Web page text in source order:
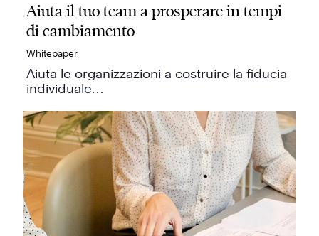
Aiuta il tuo team a prosperare in tempi
di cambiamento
Whitepaper
Aiuta le organizzazioni a costruire la fiducia
individuale…